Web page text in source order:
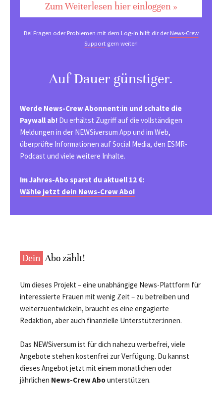
Zum Weiterlesen hier einloggen »
Bei Fragen oder Problemen mit dem Log-in hilft dir derNews-Crew
Support gern weiter!
Auf Dauer günstiger.
Werde News-Crew Abonnent:in und schalte die
Paywall ab! Du erhältst Zugriff auf die vollständigen
Meldungen in der NEWSiversum App und im Web,
überprüfte Informationen auf Social Media, den ESMR-
Podcast und viele weitere Inhalte.
Im Jahres-Abo sparst du aktuell 12 €:
Wähle jetzt dein News-Crew Abo!
Dein Abo zählt!
Um dieses Projekt – eine unabhängige News-Plattform für
interessierte Frauen mit wenig Zeit – zu betreiben und
weiterzuentwickeln, braucht es eine engagierte
Redaktion, aber auch finanzielle Unterstützer:innen.
Das NEWSiversum ist für dich nahezu werbefrei, viele
Angebote stehen kostenfrei zur Verfügung. Du kannst
dieses Angebot jetzt mit einem monatlichen oder
jährlichen News-Crew Abounterstützen.